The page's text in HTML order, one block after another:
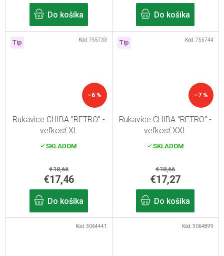
Do košíka Do košíka
Tip
–6 %
Rukavice CHIBA "RETRO" -
veľkosť XL
SKLADOM
€18,66
€17,46
Do košíka
Kód: 755733 Tip
–7 %
Rukavice CHIBA "RETRO" -
veľkosť XXL
SKLADOM
€18,66
€17,27
Do košíka
Kód: 755744
Kód:3064441 Kód:3064899